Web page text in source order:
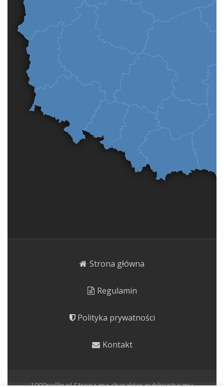
Strona główna
Regulamin
Polityka prywatności
Kontakt
1000roślin.pl Strona ma charakter publicystyczny.